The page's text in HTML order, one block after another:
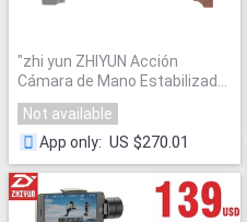
"zhi yun ZHIYUN Acción
Cámara de Mano Estabilizador
Cardán"
Not available
App only: US $270.01